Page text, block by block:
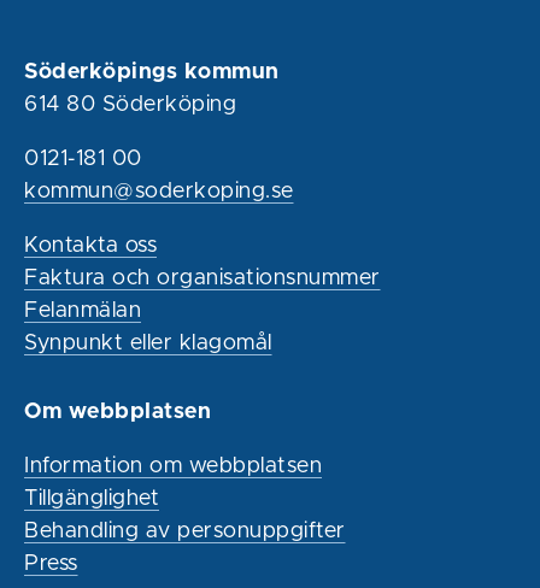
Söderköpings kommun
614 80 Söderköping
0121-181 00
kommun@soderkoping.se
Kontakta oss
Faktura och organisationsnummer
Felanmälan
Synpunkt eller klagomål
Om webbplatsen
Information om webbplatsen
Tillgänglighet
Behandling av personuppgifter
Press